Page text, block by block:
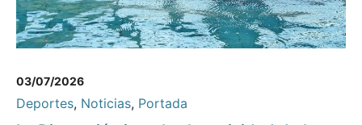
03/07/2026
Deportes, Noticias, Portada